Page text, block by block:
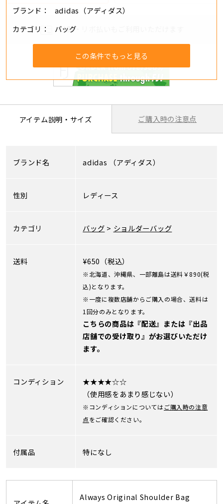
ブランド
adidas（アディダス）
カテゴリ
バッグ
この条件でもっと見る
分割・リボ払いもご利用いただけます
アイテム説明・サイズ ご購入時の注意点
ブランド名 adidas （アディダス）
性別 レディース
カテゴリ バッグ > ショルダーバッグ
送料 ¥650（税込）
※北海道、沖縄県、一部離島は送料￥890(税
込)となります。
※一度に複数店舗からご購入の場合、送料は
1回分のみとなります。
こちらの商品は『配送』または『出品
店舗での受け取り』がお選びいただけ
ます。
コンディション
★★★★☆☆
（使用感をあまり感じない）
※コンディションについてはご購入時の注意
点をご確認ください。
付属品 特になし
Always Original Shoulder Bag